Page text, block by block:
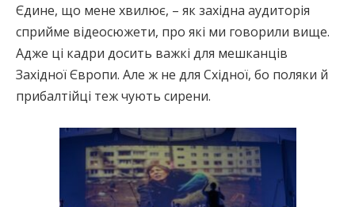
Єдине, що мене хвилює, – як західна аудиторія
сприйме відеосюжети, про які ми говорили вище.
Адже ці кадри досить важкі для мешканців
Західної Європи. Але ж не для Східної, бо поляки й
прибалтійці теж чують сирени.